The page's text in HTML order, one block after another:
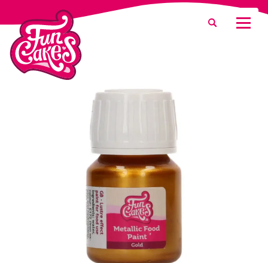
Was suchen Sie?
Suche